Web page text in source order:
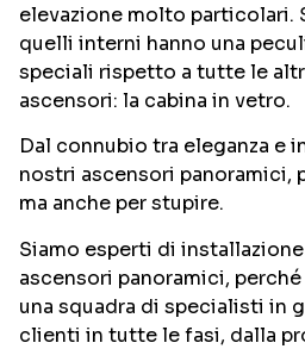
elevazione molto particolari.
quelli interni hanno una
speciali rispetto a tutte le
ascensori: la cabina in vetro.
Dal connubio tra eleganza e
nostri ascensori panoramici,
ma anche per stupire.
Siamo esperti di
ascensori panoramici,
una squadra di specialisti in
clienti in tutte le fasi, dalla